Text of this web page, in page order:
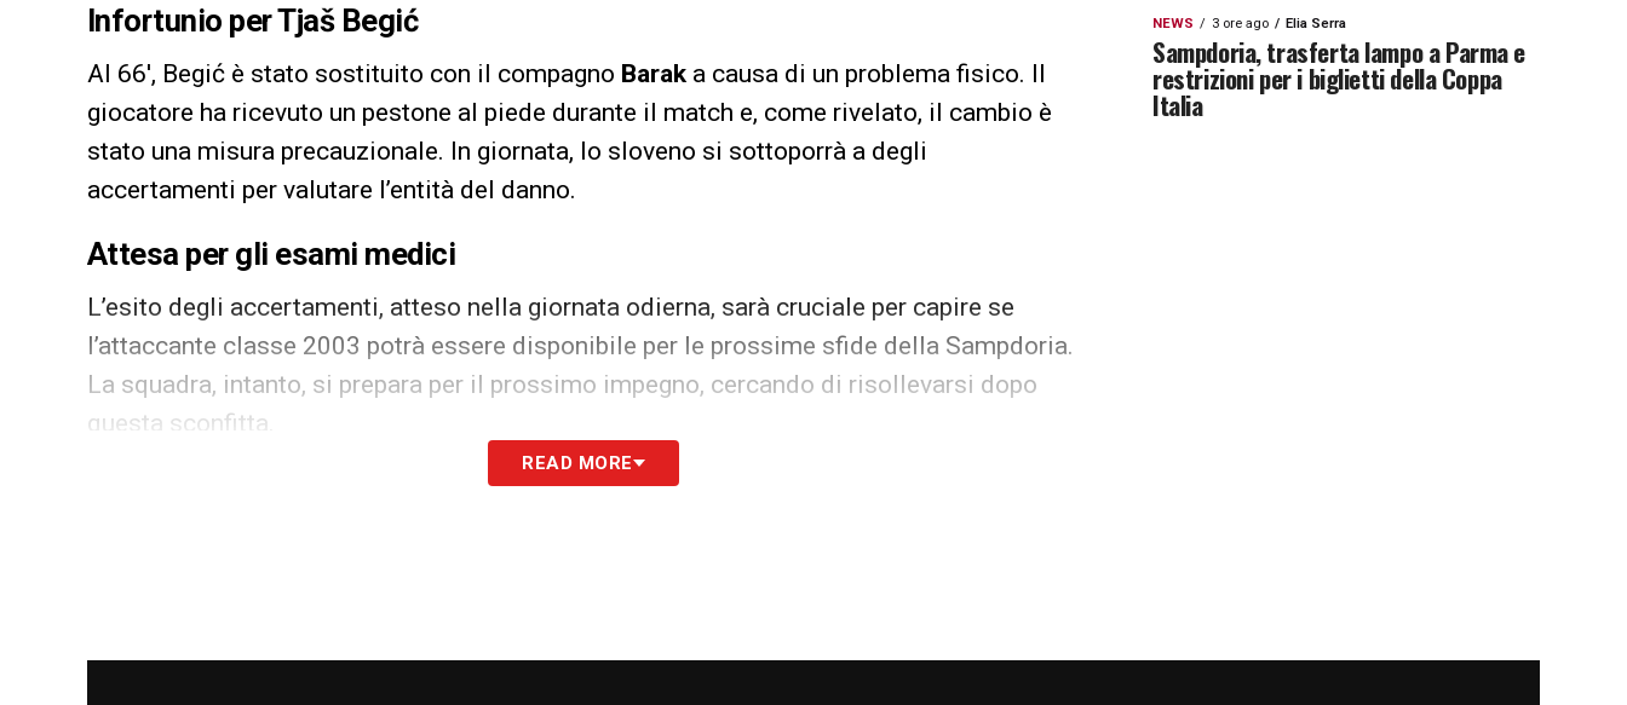
Infortunio perTjaš Begić
Al 66′, Begić è stato sostituito con il compagno Barak a causa di un problema fisico. Il
giocatore ha ricevuto un pestone al piede durante il match e, come rivelato, il cambio è
stato una misura precauzionale. In giornata, lo sloveno si sottoporrà a degli
accertamenti per valutare l’entità del danno.
Attesa per gli esami medici
L’esito degli accertamenti, atteso nella giornata odierna, sarà cruciale per capire se
l’attaccante classe 2003 potrà essere disponibile per le prossime sfide della Sampdoria.
La squadra, intanto, si prepara per il prossimo impegno, cercando di risollevarsi dopo
questa sconfitta.
READ MORE
NEWS 3 ore ago Elia Serra
Sampdoria, trasferta lampo a Parma e
restrizioni per i biglietti della Coppa
Italia